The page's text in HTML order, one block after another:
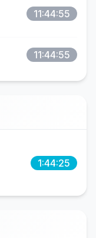
11:44:55
11:44:55
1:44:25